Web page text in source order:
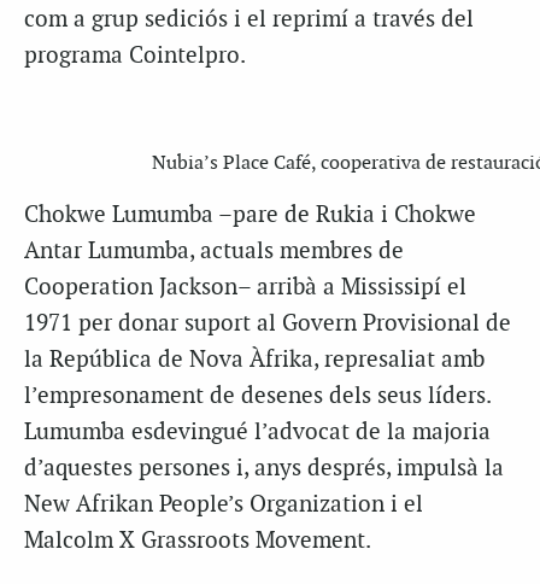
com a grup sediciós i el reprimí a través del
programa Cointelpro.
Nubia’s Place Café, cooperativa de
Chokwe Lumumba –pare de Rukia i Chokwe
Antar Lumumba, actuals membres de
Cooperation Jackson– arribà a Mississipí el
1971 per donar suport al Govern Provisional de
la República de Nova Àfrika, represaliat amb
l’empresonament de desenes dels seus líders.
Lumumba esdevingué l’advocat de la majoria
d’aquestes persones i, anys després, impulsà la
New Afrikan People’s Organization i el
Malcolm X Grassroots Movement.